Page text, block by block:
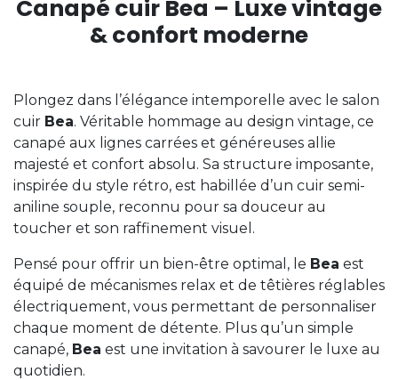
Canapé cuir Bea – Luxe vintage
& confort moderne
Plongez dans l’élégance intemporelle avec le salon
cuir Bea. Véritable hommage au design vintage, ce
canapé aux lignes carrées et généreuses allie
majesté et confort absolu. Sa structure imposante,
inspirée du style rétro, est habillée d’un cuir semi-
aniline souple, reconnu pour sa douceur au
toucher et son raffinement visuel.
Pensé pour offrir un bien-être optimal, le Bea est
équipé de mécanismes relax et de têtières réglables
électriquement, vous permettant de personnaliser
chaque moment de détente. Plus qu’un simple
canapé, Bea est une invitation à savourer le luxe au
quotidien.